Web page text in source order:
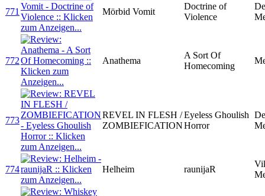
771 Mörbid Vomit
Doctrine of
Violence
772 Anathema
A Sort Of
Homecoming
773
REVEL IN FLESH /
ZOMBIEFICATION
Eyeless Ghoulish
Horror
774 Helheim raunijaR